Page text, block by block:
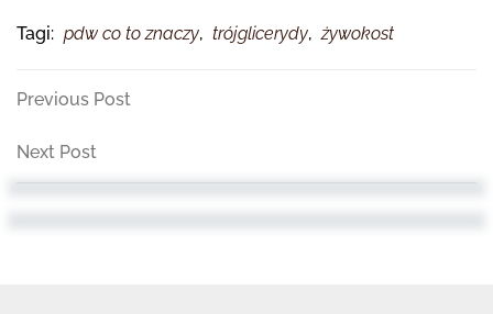
Tagi: pdw co to znaczy, trójglicerydy, żywokost
Nawigacja
wpisu
Previous
Previous Post
Next
Post
Next Post